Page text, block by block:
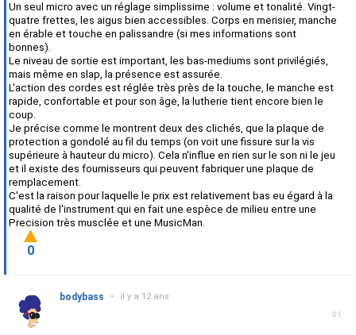
Un seul micro avec un réglage simplissime : volume et tonalité. Vingt-
quatre frettes, les aigus bien accessibles. Corps en merisier, manche
en érable et touche en palissandre (si mes informations sont
bonnes).
Le niveau de sortie est important, les bas-mediums sont privilégiés,
mais même en slap, la présence est assurée.
L'action des cordes est réglée très près de la touche, le manche est
rapide, confortable et pour son âge, la lutherie tient encore bien le
coup.
Je précise comme le montrent deux des clichés, que la plaque de
protection a gondolé au fil du temps (on voit une fissure sur la vis
supérieure à hauteur du micro). Cela n'influe en rien sur le son ni le jeu
et il existe des fournisseurs qui peuvent fabriquer une plaque de
remplacement.
C'est la raison pour laquelle le prix est relativement bas eu égard à la
qualité de l'instrument qui en fait une espèce de milieu entre une
Precision très musclée et une MusicMan.
0
#1
bodybass • il y a 12 ans